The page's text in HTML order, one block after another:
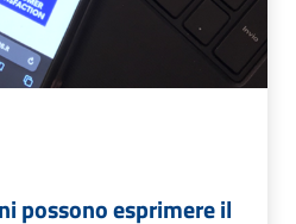
possono esprimere il